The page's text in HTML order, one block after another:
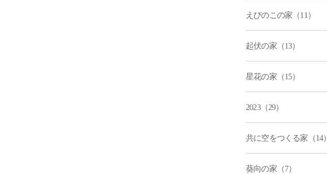
えびのこの家（11）
起伏の家（13）
星花の家（15）
2023（29）
共に空をつくる家（14）
葵向の家（7）